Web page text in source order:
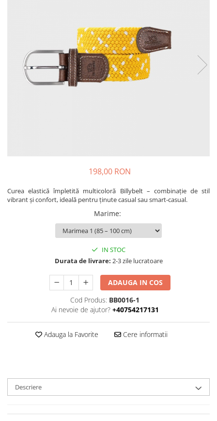
198,00 RON
Curea elastică împletită multicoloră Billybelt – combinație de stil
vibrant și confort, ideală pentru ținute casual sau smart-casual.
Marime:
IN STOC
Durata de livrare: 2-3 zile lucratoare
ADAUGA IN COS
Cod Produs: BB0016-1
Ai nevoie de ajutor? +40754217131
Adauga la Favorite Cere informatii
Descriere